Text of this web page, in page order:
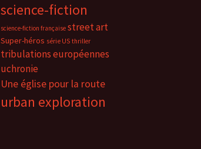
science-fiction
science-fiction française street art
Super-héros série US thriller
tribulations européennes
uchronie
Une église pour la route
urban exploration